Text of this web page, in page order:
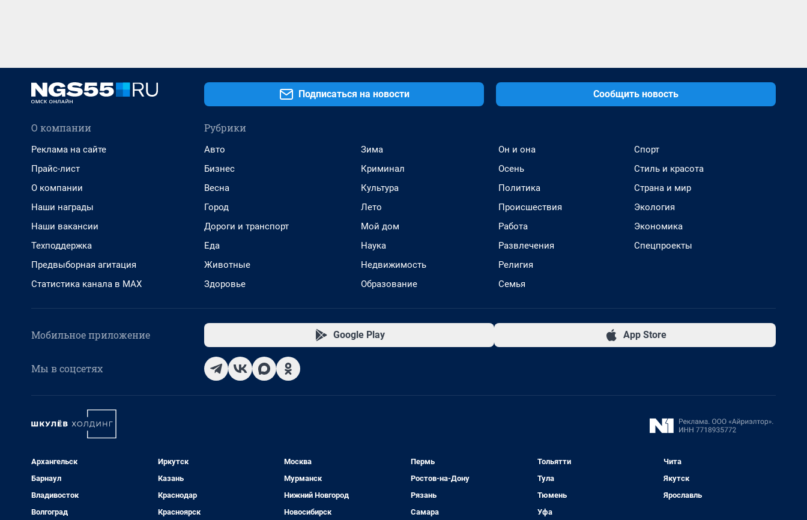
Подписаться на новости Сообщить новость
О компании
Реклама на сайте
Прайс-лист
О компании
Наши награды
Наши вакансии
Техподдержка
Предвыборная агитация
Статистика канала в MAX
Рубрики
Авто
Бизнес
Весна
Город
Дороги и транспорт
Еда
Животные
Здоровье
Зима
Криминал
Культура
Лето
Мой дом
Наука
Недвижимость
Образование
Он и она
Осень
Политика
Происшествия
Работа
Развлечения
Религия
Семья
Спорт
Стиль и красота
Страна и мир
Экология
Экономика
Спецпроекты
Мобильное приложение Google Play App Store
Мы в соцсетях
Архангельск
Барнаул
Владивосток
Волгоград
Иркутск
Казань
Краснодар
Красноярск
Москва
Мурманск
Нижний Новгород
Новосибирск
Пермь
Ростов-на-Дону
Рязань
Самара
Тольятти
Тула
Тюмень
Уфа
Чита
Якутск
Ярославль